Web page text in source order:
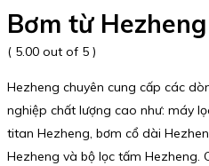
Bơm từ Hezheng
( 5.00 out of 5 )
Hezheng chuyên cung cấp các
nghiệp chất lượng cao như: máy
titan Hezheng, bơm cổ dài
Hezheng và bộ lọc tấm Hezheng.